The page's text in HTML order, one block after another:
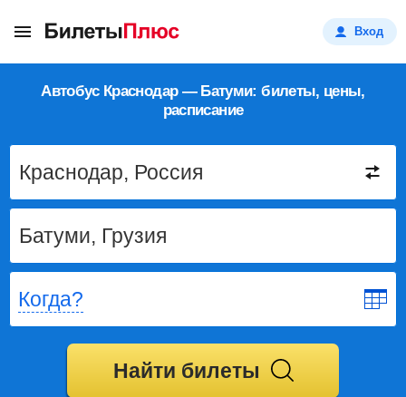
Вход
Автобус Краснодар — Батуми: билеты, цены,
расписание
Когда?
Найти билеты